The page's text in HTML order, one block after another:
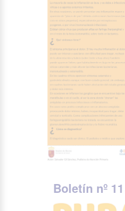
Boletín nº 11